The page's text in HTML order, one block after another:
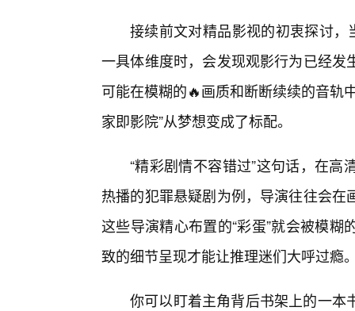
接续前文对精品影视的初衷探讨，
一具体维度时，会发现观影行为已经
可能在模糊的🔥画质和断断续续的音轨
家即影院”从梦想变成了标配。
“精彩剧情不容错过”这句话，在
热播的犯罪悬疑剧为例，导演往往会
这些导演精心布置的“彩蛋”就会被模
致的细节呈现才能让推理迷们大呼过瘾
你可以盯着主角背后书架上的一本